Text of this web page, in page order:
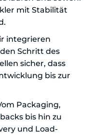
mit Stabilität
integrieren
Schritt des
sicher, dass
bis zur
Packaging,
bis hin zu
und Load-